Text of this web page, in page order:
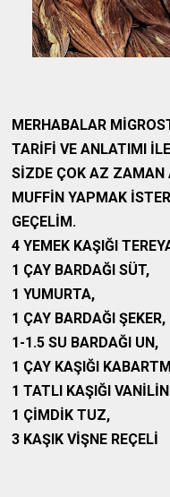
MERHABALAR
TARİFİ VE ANLATIMI
SİZDE ÇOK AZ ZAMAN
MUFFİN YAPMAK
GEÇELİM.
4 YEMEK KAŞIĞI
1 ÇAY BARDAĞI SÜT,
1 YUMURTA,
1 ÇAY BARDAĞI ŞEKER,
1-1.5 SU BARDAĞI UN,
1 ÇAY KAŞIĞI
1 TATLI KAŞIĞI VANİLİN
1 ÇİMDİK TUZ,
3 KAŞIK VİŞNE REÇELİ